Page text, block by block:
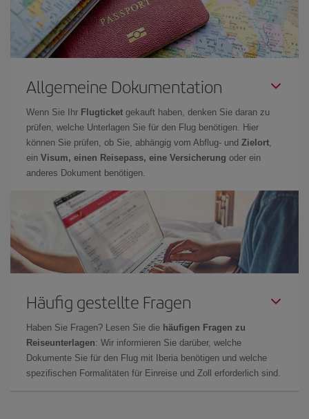
Allgemeine Dokumentation
Wenn Sie Ihr Flugticket gekauft haben, denken Sie daran zu
prüfen, welche Unterlagen Sie für den Flug benötigen. Hier
können Sie prüfen, ob Sie, abhängig vom Abflug- und Zielort,
ein Visum, einen Reisepass, eine Versicherung oder ein
anderes Dokument benötigen.
Häufig gestellte Fragen
Haben Sie Fragen? Lesen Sie die häufigen Fragen zu
Reiseunterlagen: Wir informieren Sie darüber, welche
Dokumente Sie für den Flug mit Iberia benötigen und welche
spezifischen Formalitäten für Einreise und Zoll erforderlich sind.